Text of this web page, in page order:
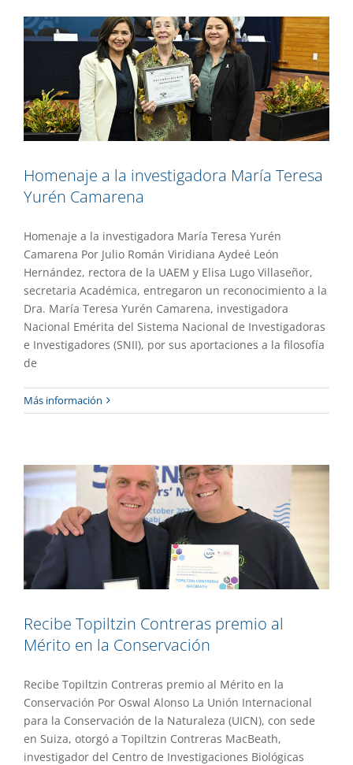
Homenaje a la investigadora María Teresa
Yurén Camarena
Homenaje a la investigadora María Teresa Yurén
Camarena Por Julio Román Viridiana Aydeé León
Hernández, rectora de la UAEM y Elisa Lugo Villaseñor,
secretaria Académica, entregaron un reconocimiento a la
Dra. María Teresa Yurén Camarena, investigadora
Nacional Emérita del Sistema Nacional de Investigadoras
e Investigadores (SNII), por sus aportaciones a la filosofía
de
Más información
Recibe Topiltzin Contreras premio al
Recibe Topiltzin Contreras premio al
Mérito en la Conservación
Recibe Topiltzin Contreras premio al Mérito en la
Conservación Por Oswal Alonso La Unión Internacional
para la Conservación de la Naturaleza (UICN), con sede
en Suiza, otorgó a Topiltzin Contreras MacBeath,
investigador del Centro de Investigaciones Biológicas